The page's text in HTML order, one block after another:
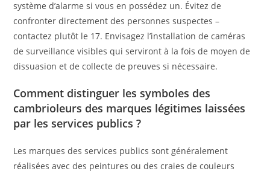
système d’alarme si vous en possédez un. Évitez de
confronter directement des personnes suspectes –
contactez plutôt le 17. Envisagez l’installation de caméras
de surveillance visibles qui serviront à la fois de moyen de
dissuasion et de collecte de preuves si nécessaire.
Comment distinguer les symboles des
cambrioleurs des marques légitimes laissées
par les services publics ?
Les marques des services publics sont généralement
réalisées avec des peintures ou des craies de couleurs